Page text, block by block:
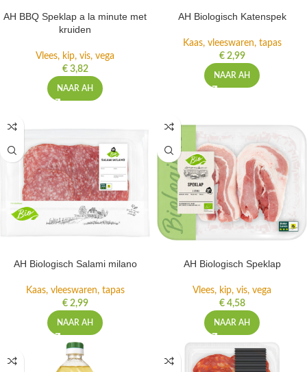
AH BBQ Speklap a la minute met
kruiden
Vlees, kip, vis, vega
€3,82
NAAR AH
AH Biologisch Katenspek
Kaas, vleeswaren, tapas
€2,99
NAAR AH
AH Biologisch Salami milano
Kaas, vleeswaren, tapas
€2,99
NAAR AH
AH Biologisch Speklap
Vlees, kip, vis, vega
€4,58
NAAR AH